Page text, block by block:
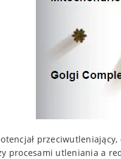
przeciwutleniający,
procesami utleniania a